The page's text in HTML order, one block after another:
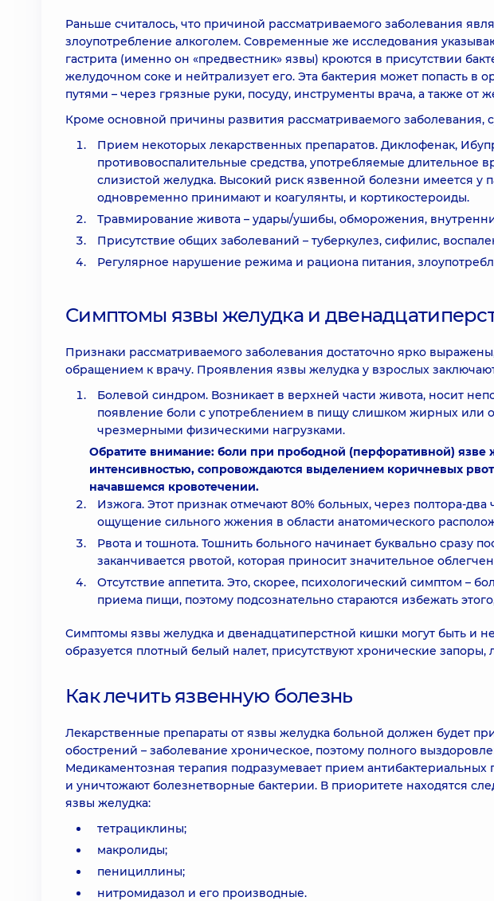
Раньше считалось, что причиной рассматриваемого заболевания
злоупотребление алкоголем. Современные же исследования
гастрита (именно он «предвестник» язвы) кроются в присутствии
желудочном соке и нейтрализует его. Эта бактерия может попасть в
путями – через грязные руки, посуду, инструменты врача, а также
Кроме основной причины развития рассматриваемого заболевания,
Прием некоторых лекарственных препаратов. Диклофенак,
противовоспалительные средства, употребляемые длительное
слизистой желудка. Высокий риск язвенной болезни имеется у
одновременно принимают и коагулянты, и кортикостероиды.
Травмирование живота – удары/ушибы, обморожения,
Присутствие общих заболеваний – туберкулез, сифилис,
Регулярное нарушение режима и рациона питания,
Симптомы язвы желудка и
Признаки рассматриваемого заболевания достаточно ярко
обращением к врачу. Проявления язвы желудка у взрослых
Болевой синдром. Возникает в верхней части живота, носит
появление боли с употреблением в пищу слишком жирных или
чрезмерными физическими нагрузками.
Обратите внимание: боли при прободной (перфоративной) язве
интенсивностью, сопровождаются выделением коричневых
начавшемся кровотечении.
Изжога. Этот признак отмечают 80% больных, через полтора-
ощущение сильного жжения в области анатомического
Рвота и тошнота. Тошнить больного начинает буквально сразу
заканчивается рвотой, которая приносит значительное
Отсутствие аппетита. Это, скорее, психологический симптом –
приема пищи, поэтому подсознательно стараются избежать
Симптомы язвы желудка и двенадцатиперстной кишки могут быть и
образуется плотный белый налет, присутствуют хронические запоры,
Как лечить язвенную болезнь
Лекарственные препараты от язвы желудка больной должен будет
обострений – заболевание хроническое, поэтому полного
Медикаментозная терапия подразумевает прием
и уничтожают болезнетворные бактерии. В приоритете находятся
язвы желудка:
тетрациклины;
макролиды;
пенициллины;
нитромидазол и его производные.